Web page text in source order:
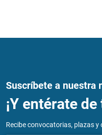
Suscríbete a nuestra
¡Y entérate
Recibe convocatorias, plazas